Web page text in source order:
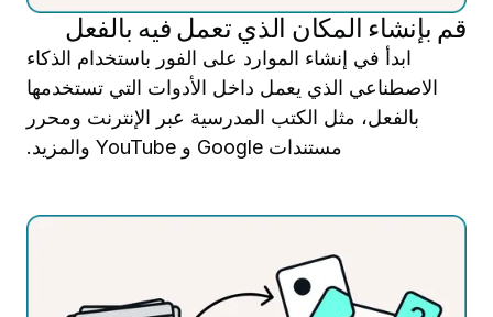
قم بإنشاء المكان الذي تعمل فيه بالفعل
ابدأ في إنشاء الموارد على الفور باستخدام الذكاء
الاصطناعي الذي يعمل داخل الأدوات التي تستخدمها
بالفعل، مثل الكتب المدرسية عبر الإنترنت ومحرر
مستندات Google و YouTube والمزيد.